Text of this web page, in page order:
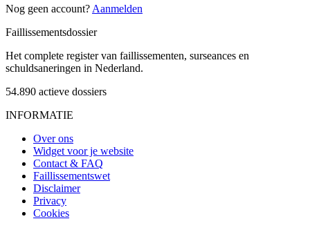
Nog geen account? Aanmelden
Faillissementsdossier
Het complete register van faillissementen, surseances en
schuldsaneringen in Nederland.
54.890 actieve dossiers
INFORMATIE
Over ons
Widget voor je website
Contact & FAQ
Faillissementswet
Disclaimer
Privacy
Cookies